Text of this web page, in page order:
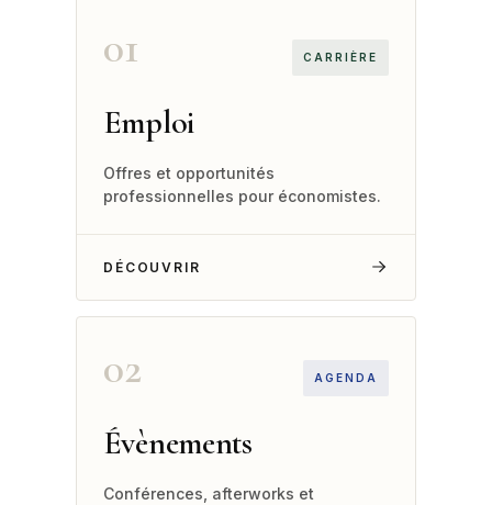
01 CARRIÈRE
Emploi
Offres et opportunités
professionnelles pour économistes.
DÉCOUVRIR
02 AGENDA
Évènements
Conférences, afterworks et